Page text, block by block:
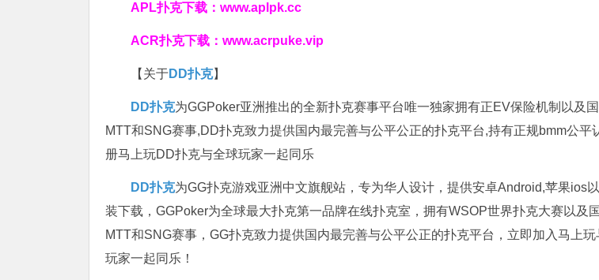
APL扑克下载： www.aplpk.cc
ACR扑克下载： www.acrpuke.vip
【关于DD扑克】
DD扑克为GGPoker亚洲推出的全新扑克赛事平台唯一独家拥有正EV保险机制以及
MTT和SNG赛事,DD扑克致力提供国内最完善与公平公正的扑克平台,持有正规bmm公平
册马上玩DD扑克与全球玩家一起同乐
DD扑克为GG扑克游戏亚洲中文旗舰站，专为华人设计，提供安卓Android,苹果ios
装下载，GGPoker为全球最大扑克第一品牌在线扑克室，拥有WSOP世界扑克大赛以及
MTT和SNG赛事，GG扑克致力提供国内最完善与公平公正的扑克平台，立即加入马上
玩家一起同乐！